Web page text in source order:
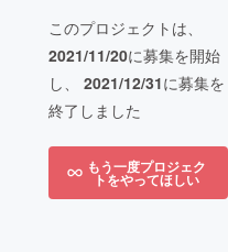
このプロジェクトは、
2021/11/20に募集を開始
し、 2021/12/31に募集を
終了しました
もう一度プロジェク
トをやってほしい